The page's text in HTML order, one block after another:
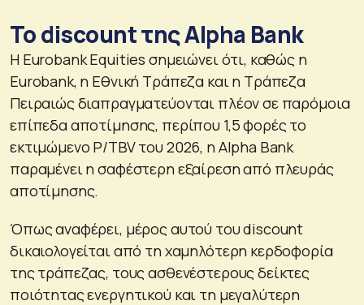
Το discount της Alpha Bank
Η Eurobank Equities σημειώνει ότι, καθώς η
Eurobank, η Εθνική Τράπεζα και η Τράπεζα
Πειραιώς διαπραγματεύονται πλέον σε παρόμοια
επίπεδα αποτίμησης, περίπου 1,5 φορές το
εκτιμώμενο P/TBV του 2026, η Alpha Bank
παραμένει η σαφέστερη εξαίρεση από πλευράς
αποτίμησης.
Όπως αναφέρει, μέρος αυτού του discount
δικαιολογείται από τη χαμηλότερη κερδοφορία
της τράπεζας, τους ασθενέστερους δείκτες
ποιότητας ενεργητικού και τη μεγαλύτερη